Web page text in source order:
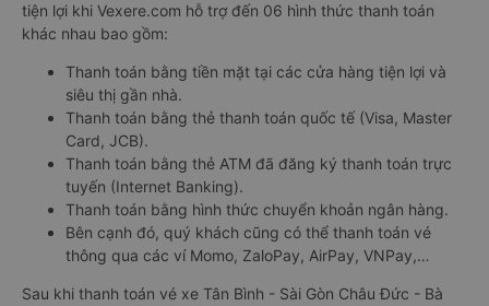
tiện lợi khi Vexere.com hỗ trợ đến 06 hình thức thanh toán
khác nhau bao gồm:
Thanh toán bằng tiền mặt tại các cửa hàng tiện lợi và
siêu thị gần nhà.
Thanh toán bằng thẻ thanh toán quốc tế (Visa, Master
Card, JCB).
Thanh toán bằng thẻ ATM đã đăng ký thanh toán trực
tuyến (Internet Banking).
Thanh toán bằng hình thức chuyển khoản ngân hàng.
Bên cạnh đó, quý khách cũng có thể thanh toán vé
thông qua các ví Momo, ZaloPay, AirPay, VNPay,…
Sau khi thanh toán vé xe Tân Bình - Sài Gòn Châu Đức - Bà